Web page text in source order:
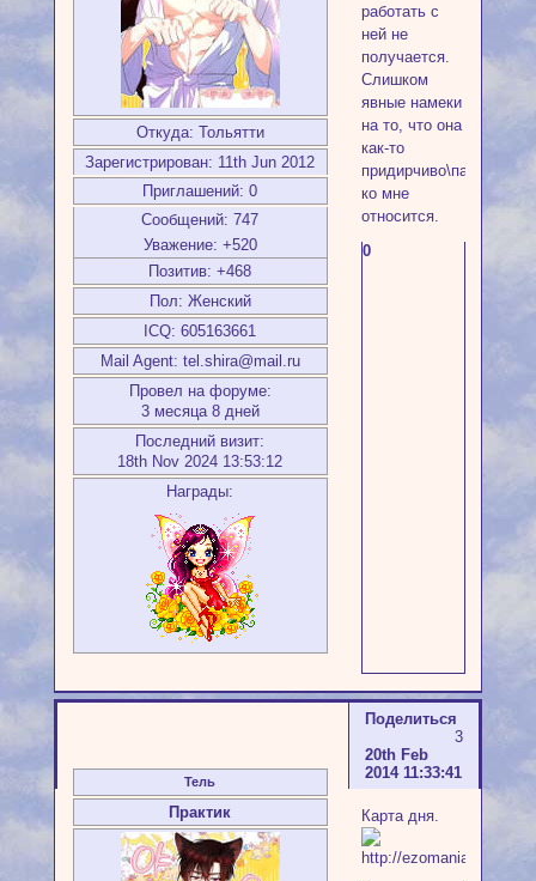
Откуда: Тольятти
Зарегистрирован: 11th Jun 2012
Приглашений: 0
Сообщений: 747
Уважение: +520
Позитив: +468
Пол: Женский
ICQ: 605163661
Mail Agent: tel.shira@mail.ru
Провел на форуме:
3 месяца 8 дней
Последний визит:
18th Nov 2024 13:53:12
Награды:
работать с
ней не
получается.
Слишком
явные намеки
на то, что она
как-то
придирчиво\пассивно
ко мне
относится.
0
Поделиться
3
20th Feb
2014 11:33:41
Тель
Практик Карта дня.